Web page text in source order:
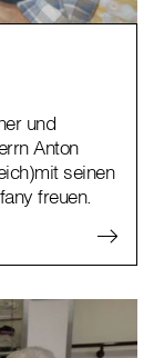
und
Anton
seinen
freuen.